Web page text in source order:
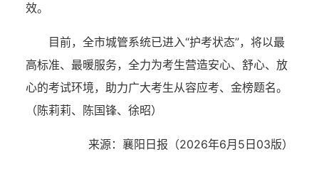
效。
目前，全市城管系统已进入“护考状态”，将以最
高标准、最暖服务，全力为考生营造安心、舒心、放
心的考试环境，助力广大考生从容应考、金榜题名。
（陈莉莉、陈国锋、徐昭）
来源：襄阳日报（2026年6月5日03版）